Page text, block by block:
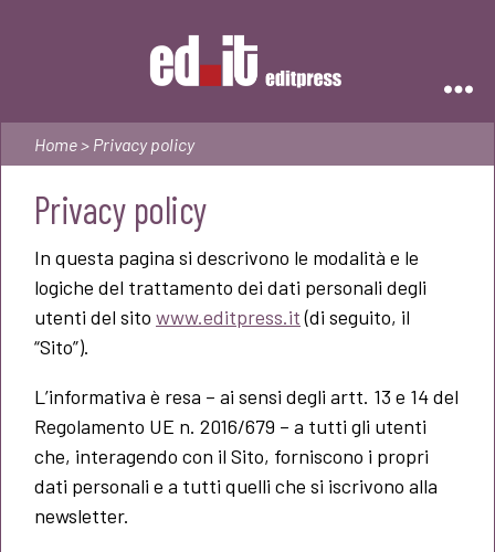
Home> Privacy policy
Privacy policy
In questa pagina si descrivono le modalità e le
logiche del trattamento dei dati personali degli
utenti del sito www.editpress.it(di seguito, il
“Sito”).
L’informativa è resa – ai sensi degli artt. 13 e 14 del
Regolamento UE n. 2016/679 – a tutti gli utenti
che, interagendo con il Sito, forniscono i propri
dati personali e a tutti quelli che si iscrivono alla
newsletter.